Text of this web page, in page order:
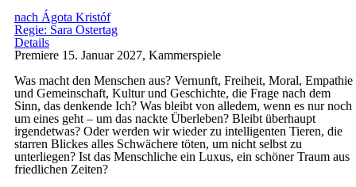
nach Ágota Kristóf
Regie: Sara Ostertag
Details
Premiere 15. Januar 2027, Kammerspiele
Was macht den Menschen aus? Vernunft, Freiheit, Moral, Empathie
und Gemeinschaft, Kultur und Geschichte, die Frage nach dem
Sinn, das denkende Ich? Was bleibt von alledem, wenn es nur noch
um eines geht – um das nackte Überleben? Bleibt überhaupt
irgendetwas? Oder werden wir wieder zu intelligenten Tieren, die
starren Blickes alles Schwächere töten, um nicht selbst zu
unterliegen? Ist das Menschliche ein Luxus, ein schöner Traum aus
friedlichen Zeiten?